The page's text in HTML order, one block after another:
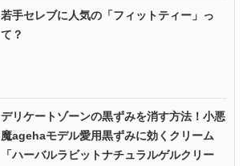
若手セレブに人気の「フィットティー」っ
て？
デリケートゾーンの黒ずみを消す方法！小悪
魔agehaモデル愛用黒ずみに効くクリーム
「ハーバルラビットナチュラルゲルクリー